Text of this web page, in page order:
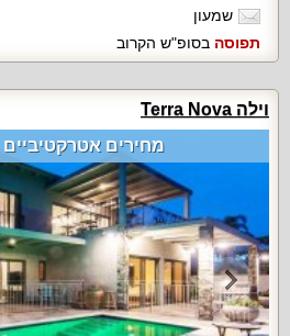
שמעון
תפוסה בסופ"ש הקרוב
וילה Terra Nova
מחירים